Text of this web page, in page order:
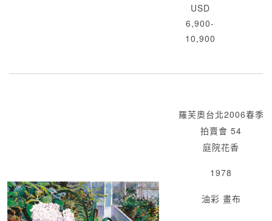
USD
6,900-
10,900
羅芙奧台北2006春季
拍賣會 54
庭院花香
1978
油彩 畫布